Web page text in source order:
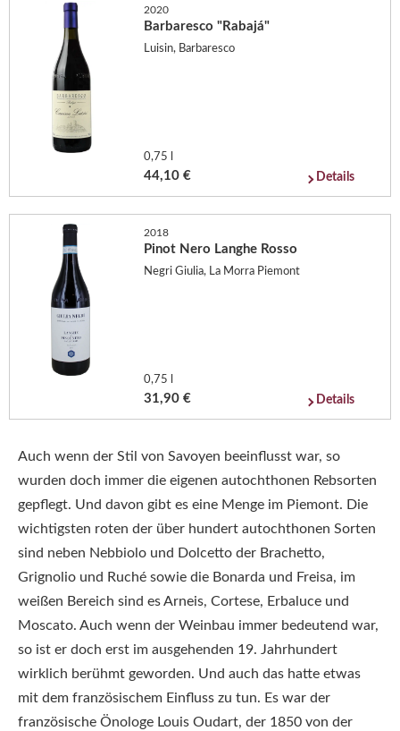
2020
Barbaresco "Rabajá"
Luisin, Barbaresco
0,75 l
44,10 € Details
2018
Pinot Nero Langhe Rosso
Negri Giulia, La Morra Piemont
0,75 l
31,90 € Details
Auch wenn der Stil von Savoyen beeinflusst war, so
wurden doch immer die eigenen autochthonen Rebsorten
gepflegt. Und davon gibt es eine Menge im Piemont. Die
wichtigsten roten der über hundert autochthonen Sorten
sind neben Nebbiolo und Dolcetto der Brachetto,
Grignolio und Ruché sowie die Bonarda und Freisa, im
weißen Bereich sind es Arneis, Cortese, Erbaluce und
Moscato. Auch wenn der Weinbau immer bedeutend war,
so ist er doch erst im ausgehenden 19. Jahrhundert
wirklich berühmt geworden. Und auch das hatte etwas
mit dem französischem Einfluss zu tun. Es war der
französische Önologe Louis Oudart, der 1850 von der